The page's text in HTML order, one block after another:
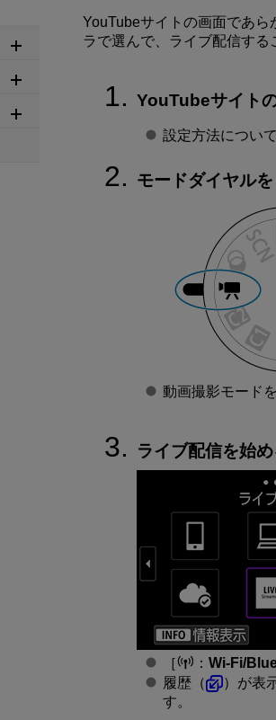
YouTubeサイトの画面であ
ラで選んで、ライブ配信する
YouTubeサイト
設定方法につい
モードダイヤルを
動画撮影モード
ライブ配信を始め
［ ： Wi-Fi/
履歴（
）が表
す。